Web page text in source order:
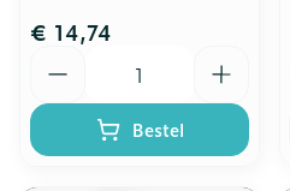
€ 14,74
Bestel